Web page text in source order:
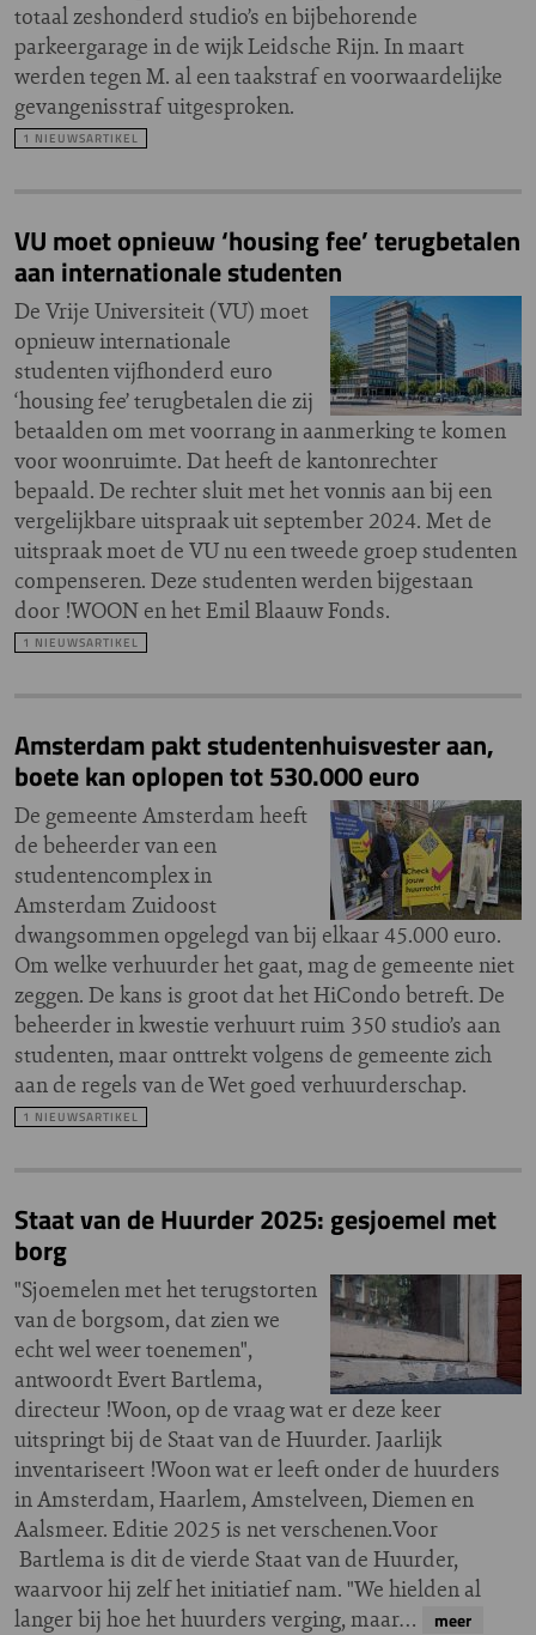
totaal zeshonderd studio’s en bijbehorende
parkeergarage in de wijk Leidsche Rijn. In maart
werden tegen M. al een taakstraf en voorwaardelijke
gevangenisstraf uitgesproken.
1 NIEUWSARTIKEL
VU moet opnieuw ‘housing fee’ terugbetalen
aan internationale studenten
De Vrije Universiteit (VU) moet
opnieuw internationale
studenten vijfhonderd euro
‘housing fee’ terugbetalen die zij
betaalden om met voorrang in aanmerking te komen
voor woonruimte. Dat heeft de kantonrechter
bepaald. De rechter sluit met het vonnis aan bij een
vergelijkbare uitspraak uit september 2024. Met de
uitspraak moet de VU nu een tweede groep studenten
compenseren. Deze studenten werden bijgestaan
door !WOON en het Emil Blaauw Fonds.
1 NIEUWSARTIKEL
Amsterdam pakt studentenhuisvester aan,
boete kan oplopen tot 530.000 euro
De gemeente Amsterdam heeft
de beheerder van een
studentencomplex in
Amsterdam Zuidoost
dwangsommen opgelegd van bij elkaar 45.000 euro.
Om welke verhuurder het gaat, mag de gemeente niet
zeggen. De kans is groot dat het HiCondo betreft. De
beheerder in kwestie verhuurt ruim 350 studio’s aan
studenten, maar onttrekt volgens de gemeente zich
aan de regels van de Wet goed verhuurderschap.
1 NIEUWSARTIKEL
Staat van de Huurder 2025: gesjoemel met
borg
"Sjoemelen met het terugstorten
van de borgsom, dat zien we
echt wel weer toenemen",
antwoordt Evert Bartlema,
directeur !Woon, op de vraag wat er deze keer
uitspringt bij de Staat van de Huurder. Jaarlijk
inventariseert !Woon wat er leeft onder de huurders
in Amsterdam, Haarlem, Amstelveen, Diemen en
Aalsmeer. Editie 2025 is net verschenen.Voor
Bartlema is dit de vierde Staat van de Huurder,
waarvoor hij zelf het initiatief nam. "We hielden al
langer bij hoe het huurders verging, maar…
meer